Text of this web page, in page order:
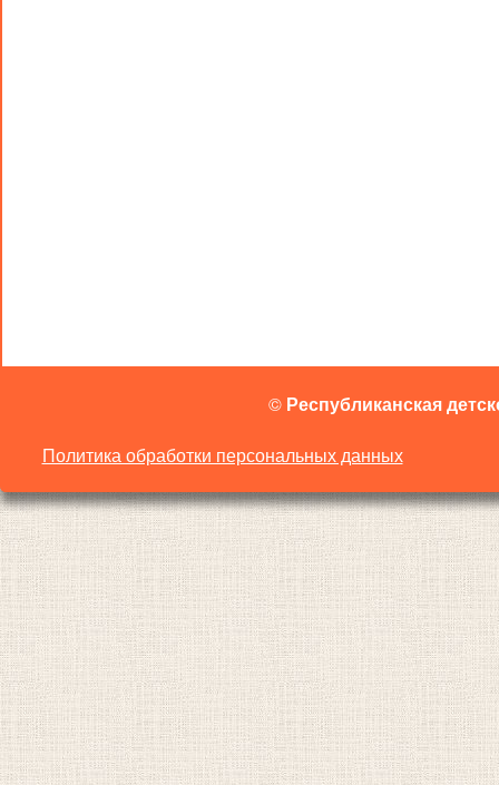
© Республиканская
Политика обработки персональных данных